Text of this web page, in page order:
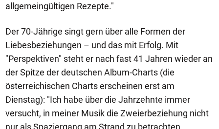
allgemeingültigen Rezepte."
Der 70-Jährige singt gern über alle Formen der
Liebesbeziehungen – und das mit Erfolg. Mit
"Perspektiven" steht er nach fast 41 Jahren wieder an
der Spitze der deutschen Album-Charts (die
österreichischen Charts erscheinen erst am
Dienstag): "Ich habe über die Jahrzehnte immer
versucht, in meiner Musik die Zweierbeziehung nicht
nur als Spaziergang am Strand zu betrachten.